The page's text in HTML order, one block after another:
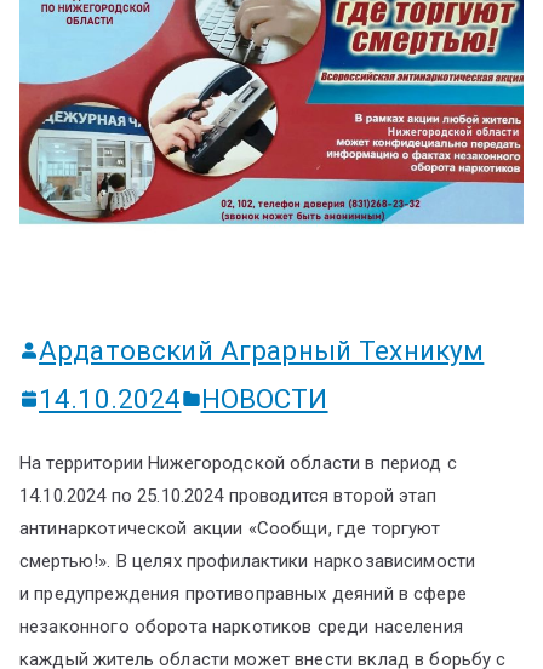
Ардатовский Аграрный Техникум
14.10.2024
НОВОСТИ
На территории Нижегородской области в период с
14.10.2024 по 25.10.2024 проводится второй этап
антинаркотической акции «Сообщи, где торгуют
смертью!». В целях профилактики наркозависимости
и предупреждения противоправных деяний в сфере
незаконного оборота наркотиков среди населения
каждый житель области может внести вклад в борьбу с